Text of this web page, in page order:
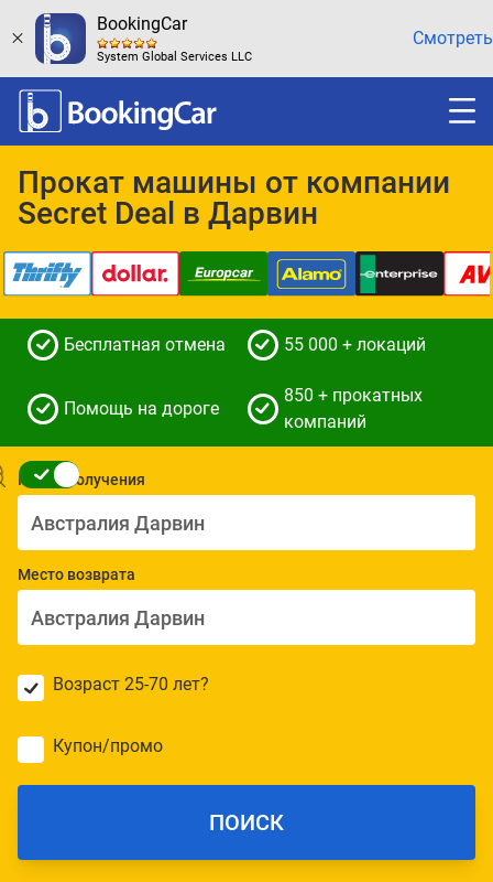
BookingCar
System Global Services LLC
Смотреть
Прокат машины от компании
Secret Deal в Дарвин
Бесплатная отмена 55 000 + локаций
Помощь на дороге
850 + прокатных
компаний
Место получения
Место возврата
Возраст 25-70 лет?
Купон/промо
ПОИСК